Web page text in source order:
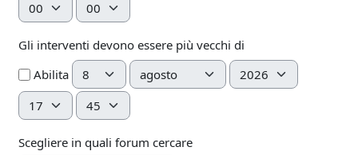
Gli interventi devono essere più vecchi di
Abilita Giorno Mese
Anno
Ora
Minuto
Scegliere in quali forum cercare